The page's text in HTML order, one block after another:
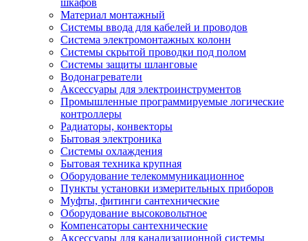
шкафов
Материал монтажный
Системы ввода для кабелей и проводов
Система электромонтажных колонн
Системы скрытой проводки под полом
Системы защиты шланговые
Водонагреватели
Аксессуары для электроинструментов
Промышленные программируемые логические
контроллеры
Радиаторы, конвекторы
Бытовая электроника
Системы охлаждения
Бытовая техника крупная
Оборудование телекоммуникационное
Пункты установки измерительных приборов
Муфты, фитинги сантехнические
Оборудование высоковольтное
Компенсаторы сантехнические
Аксессуары для канализационной системы